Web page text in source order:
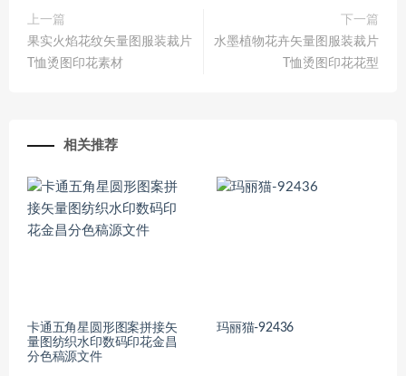
上一篇
果实火焰花纹矢量图服装裁片
T恤烫图印花素材
下一篇
水墨植物花卉矢量图服装裁片
T恤烫图印花花型
相关推荐
卡通五角星圆形图案拼接矢
量图纺织水印数码印花金昌
分色稿源文件
玛丽猫-92436